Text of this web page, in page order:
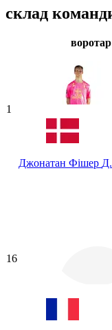
склад
воротар
1
Джонатан Фішер
16